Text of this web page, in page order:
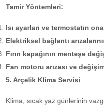
Tamir Yöntemleri:
Isı ayarları ve termostatın
Elektriksel bağlantı
Fırın kapağının menteşe
Fan motoru arızası ve
5. Arçelik Klima Servisi
Klima, sıcak yaz günlerinin